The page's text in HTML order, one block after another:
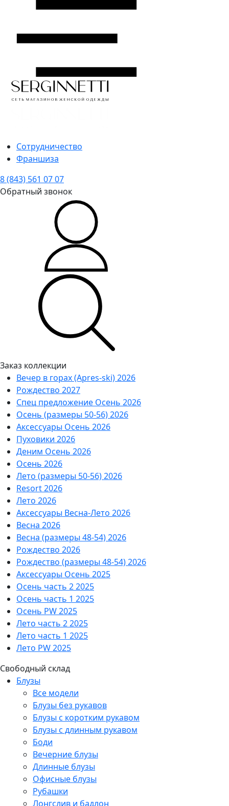
Сотрудничество
Франшиза
8 (843) 561 07 07
Обратный звонок
Заказ коллекции
Вечер в горах (Apres-ski) 2026
Рождество 2027
Спец предложение Осень 2026
Осень (размеры 50-56) 2026
Аксессуары Осень 2026
Пуховики 2026
Деним Осень 2026
Осень 2026
Лето (размеры 50-56) 2026
Resort 2026
Лето 2026
Аксессуары Весна-Лето 2026
Весна 2026
Весна (размеры 48-54) 2026
Рождество 2026
Рождество (размеры 48-54) 2026
Аксессуары Осень 2025
Осень часть 2 2025
Осень часть 1 2025
Осень PW 2025
Лето часть 2 2025
Лето часть 1 2025
Лето PW 2025
Свободный склад
Блузы
Все модели
Блузы без рукавов
Блузы с коротким рукавом
Блузы с длинным рукавом
Боди
Вечерние блузы
Длинные блузы
Офисные блузы
Рубашки
Лонгслив и бадлон